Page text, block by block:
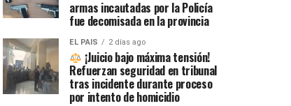
armas incautadas por la Policía
fue decomisada en la provincia
EL PAIS 2 días ago
¡Juicio bajo máxima tensión!
Refuerzan seguridad en tribunal
tras incidente durante proceso
por intento de homicidio